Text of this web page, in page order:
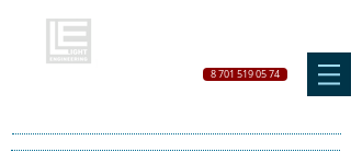
8 701 519 05 74